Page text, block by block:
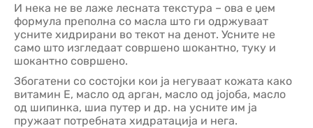
И нека не ве лаже лесната текстура – ова е џем
формула преполна со масла што ги одржуваат
усните хидрирани во текот на денот. Усните не
само што изгледаат совршено шокантно, туку и
шокантно совршено.
Збогатени со состојки кои ја негуваат кожата како
витамин Е, масло од арган, масло од јојоба, масло
од шипинка, шиа путер и др. на усните им ја
пружаат потребната хидратација и нега.